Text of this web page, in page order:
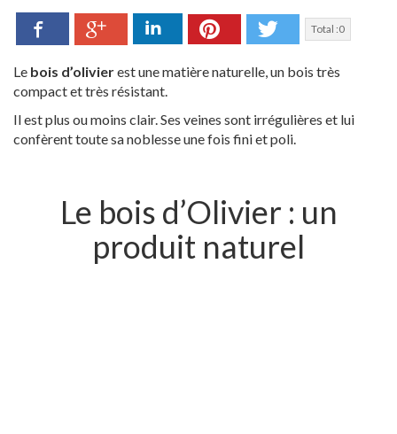
Facebook Google+ LinkedIn Pinterest Twitter
Total :0
Le bois d’olivierest une matière naturelle, un bois très
compact et très résistant.
Il est plus ou moins clair. Ses veines sont irrégulières et lui
confèrent toute sa noblesse une fois fini et poli.
Le bois d’Olivier : un
produit naturel